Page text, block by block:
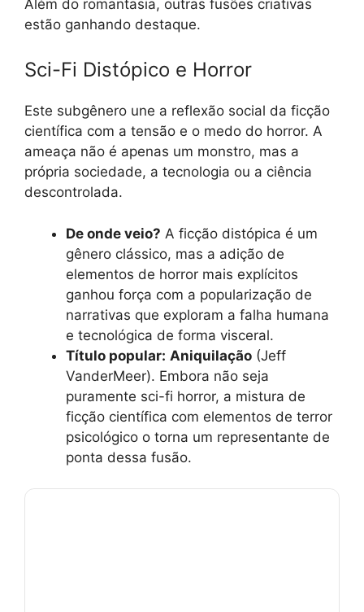
Além do romantasia, outras fusões criativas
estão ganhando destaque.
Sci-Fi Distópico e Horror
Este subgênero une a reflexão social da ficção
científica com a tensão e o medo do horror. A
ameaça não é apenas um monstro, mas a
própria sociedade, a tecnologia ou a ciência
descontrolada.
De onde veio? A ficção distópica é um
gênero clássico, mas a adição de
elementos de horror mais explícitos
ganhou força com a popularização de
narrativas que exploram a falha humana
e tecnológica de forma visceral.
Título popular: Aniquilação (Jeff
VanderMeer). Embora não seja
puramente sci-fi horror, a mistura de
ficção científica com elementos de terror
psicológico o torna um representante de
ponta dessa fusão.